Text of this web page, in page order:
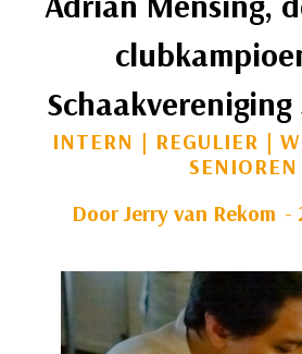
INTERN | REGULIER |
SENIOREN
DoorJerry van Rekom